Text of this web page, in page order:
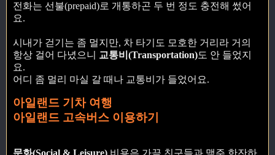
전화는 선불(prepaid)로 개통하곤 두 번 정도 충전해 썼어
요.
시내가 걷기는 좀 멀지만, 차 타기도 모호한 거리라 거의
항상 걸어 다녔으니 교통비(Transportation)도 안 들었지
요.
어디 좀 멀리 마실 갈 때나 교통비가 들었어요.
아일랜드 기차 여행
아일랜드 고속버스 이용하기